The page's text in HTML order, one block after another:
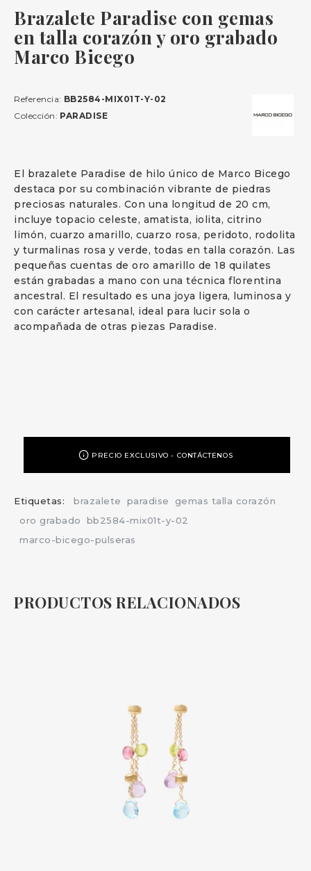
Brazalete Paradise con gemas
en talla corazón y oro grabado
Marco Bicego
El brazalete Paradise de hilo único de Marco Bicego
destaca por su combinación vibrante de piedras
preciosas naturales. Con una longitud de 20 cm,
incluye topacio celeste, amatista, iolita, citrino
limón, cuarzo amarillo, cuarzo rosa, peridoto, rodolita
y turmalinas rosa y verde, todas en talla corazón. Las
pequeñas cuentas de oro amarillo de 18 quilates
están grabadas a mano con una técnica florentina
ancestral. El resultado es una joya ligera, luminosa y
con carácter artesanal, ideal para lucir sola o
acompañada de otras piezas Paradise.
Referencia: BB2584-MIX01T-Y-02
Colección: PARADISE
PRECIO EXCLUSIVO - CONTÁCTENOS
Etiquetas: brazalete paradise
gemas talla corazón
oro grabado
bb2584-mix01t-y-02
marco-bicego-pulseras
PRODUCTOS RELACIONADOS